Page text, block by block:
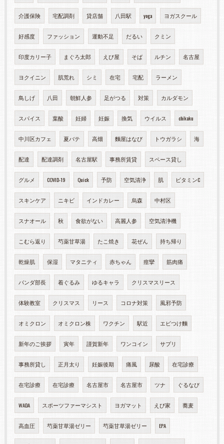
介護保険 宅配調剤 貸店舗 八田駅 yoga ヨガスクール
好感度 ファッション 運動不足 だるい クミン
印度カリー子 まぐろ太郎 えび屋 そば ルチン 名古屋
ヨクイニン 肌荒れ シミ 在宅 宅配 ラーメン
鳥しげ 八田 朝鮮人参 足がつる 対策 カルダモン
スパイス 葉酸 妊婦 妊娠 換気 ウイルス chikaku
中川区カフェ 夏バテ 高畑 麵屋はなび トウガラシ 海
配達 配達調剤 名古屋駅 事務所賃貸 スペース貸し
グルメ COVID-19 Quick 予防 空気清浄 肌 ビタミンC
スキンケア ニキビ インドカレー 烏森 中村区
スナオール 秋 食欲がない 高麗人参 空気清浄機
こむら返り 芍薬甘草湯 たこ焼き 花ぜん 持ち帰り
乾燥肌 保湿 マタニティ 赤ちゃん 痙攣 筋肉痛
パンダ部長 着ぐるみ ゆるキャラ クリスマスリース
体験教室 クリスマス リース コロナ対策 風邪予防
オミクロン オミクロン株 ワクチン 駅近 エビつけ麵
新年のご挨拶 寅年 謹賀新年 ワンコイン サプリ
事務所貸し 正月太り 妊娠後期 痛風 尿酸 在宅診療
在宅診療 在宅診療 名古屋市 名古屋市 ツナ ぐるなび
WADA スポーツファーマシスト ヨガマット えび家 蕎麦
高血圧 芍薬甘草湯ゼリー 芍薬甘草湯ゼリー EPA